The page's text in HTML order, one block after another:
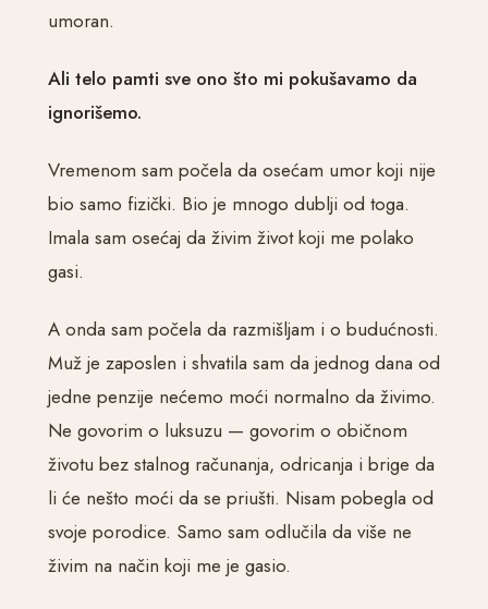
umoran.
Ali telo pamti sve ono što mi pokušavamo da
ignorišemo.
Vremenom sam počela da osećam umor koji nije
bio samo fizički. Bio je mnogo dublji od toga.
Imala sam osećaj da živim život koji me polako
gasi.
A onda sam počela da razmišljam i o budućnosti.
Muž je zaposlen i shvatila sam da jednog dana od
jedne penzije nećemo moći normalno da živimo.
Ne govorim o luksuzu — govorim o običnom
životu bez stalnog računanja, odricanja i brige da
li će nešto moći da se priušti. Nisam pobegla od
svoje porodice. Samo sam odlučila da više ne
živim na način koji me je gasio.